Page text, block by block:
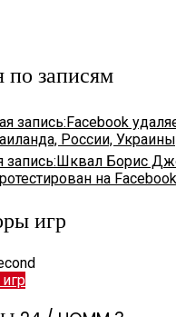
по записям
запись:Facebook
России,
Шквал Борис
на Facebook
игр